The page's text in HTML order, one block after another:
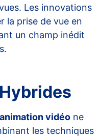
Les innovations
la prise de vue en
un champ inédit
animation vidéo ne
les techniques